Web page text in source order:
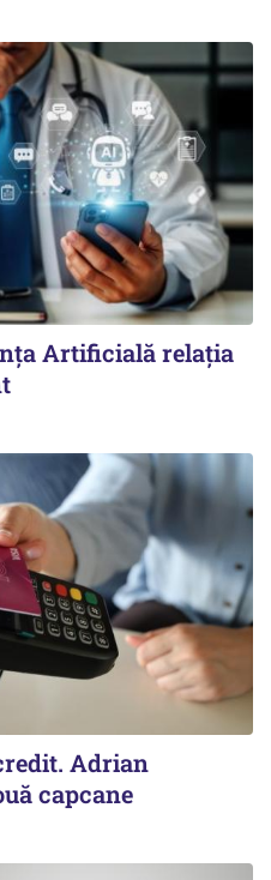
Artificială relația
Adrian
capcane